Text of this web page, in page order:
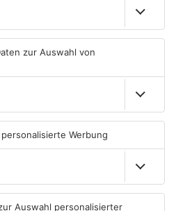
Trinkwasserbrunnen in
06.08.2026, 06:45 UHR IN KREIS
OFFENBACH